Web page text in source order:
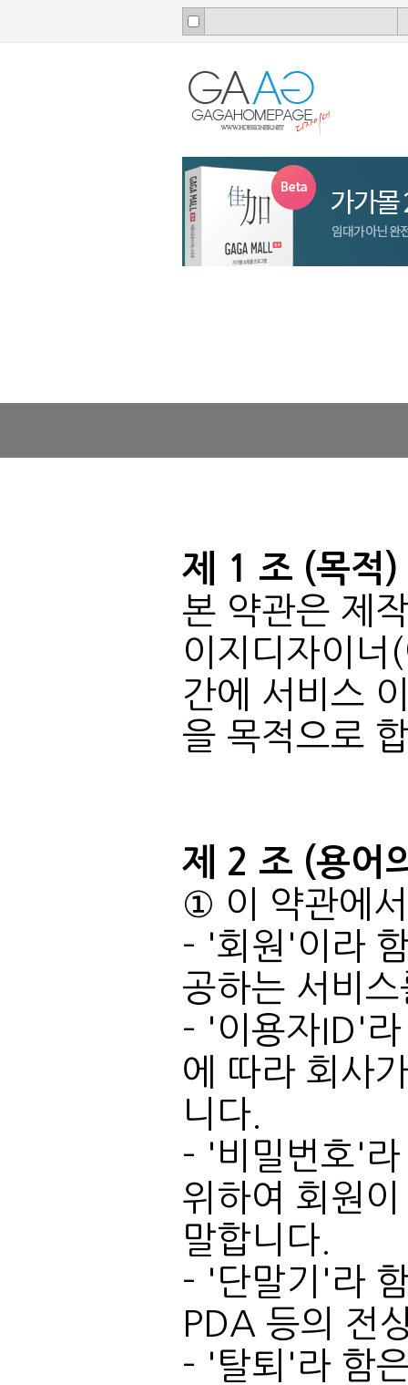
제 1 조 (목적)
을 목적으로
제 2 조 (용어
① 이 약관에
공하는 서비
니다.
말합니다.
PDA 등의 전
- '탈퇴'라 함